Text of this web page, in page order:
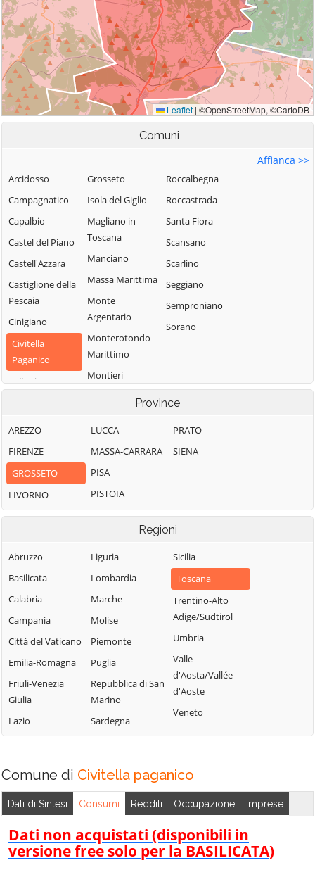
Comuni
Affianca >>
Arcidosso
Campagnatico
Capalbio
Castel del Piano
Castell'Azzara
Castiglione della
Pescaia
Cinigiano
Civitella
Paganico
Follonica
Grosseto
Isola del Giglio
Magliano in
Toscana
Manciano
Massa Marittima
Monte
Argentario
Monterotondo
Marittimo
Montieri
Roccalbegna
Roccastrada
Santa Fiora
Scansano
Scarlino
Seggiano
Semproniano
Sorano
Province
AREZZO
FIRENZE
GROSSETO
LIVORNO
LUCCA
MASSA-CARRARA
PISA
PISTOIA
PRATO
SIENA
Regioni
Abruzzo
Basilicata
Calabria
Campania
Città del Vaticano
Emilia-Romagna
Friuli-Venezia
Giulia
Lazio
Liguria
Lombardia
Marche
Molise
Piemonte
Puglia
Repubblica di San
Marino
Sardegna
Sicilia
Toscana
Trentino-Alto
Adige/Südtirol
Umbria
Valle
d'Aosta/Vallée
d'Aoste
Veneto
Comune di Civitella paganico
Dati di Sintesi Consumi Redditi Occupazione Imprese
Dati non acquistati (disponibili in
versione free solo per la BASILICATA)